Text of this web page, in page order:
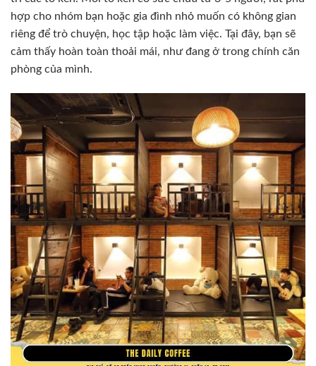
hợp cho nhóm bạn hoặc gia đình nhỏ muốn có không gian
riêng để trò chuyện, học tập hoặc làm việc. Tại đây, bạn sẽ
cảm thấy hoàn toàn thoải mái, như đang ở trong chính căn
phòng của mình.